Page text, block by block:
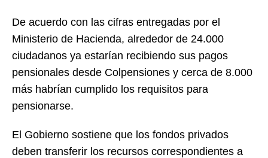
De acuerdo con las cifras entregadas por el
Ministerio de Hacienda, alrededor de 24.000
ciudadanos ya estarían recibiendo sus pagos
pensionales desde Colpensiones y cerca de 8.000
más habrían cumplido los requisitos para
pensionarse.
El Gobierno sostiene que los fondos privados
deben transferir los recursos correspondientes a